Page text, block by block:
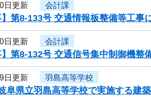
日更新 会計課
】第8-133号 交通情報板整備等工事
日更新 会計課
】第8-132号 交通信号集中制御機
日更新 羽島高等学校
阜県立羽島高等学校で実施する建